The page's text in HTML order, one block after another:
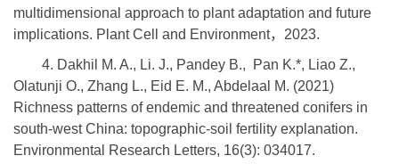
multidimensional approach to plant adaptation and future
implications. Plant Cell and Environment，2023.
4. Dakhil M. A., Li. J., Pandey B., Pan K.*, Liao Z.,
Olatunji O., Zhang L., Eid E. M., Abdelaal M. (2021)
Richness patterns of endemic and threatened conifers in
south-west China: topographic-soil fertility explanation.
Environmental Research Letters, 16(3): 034017.